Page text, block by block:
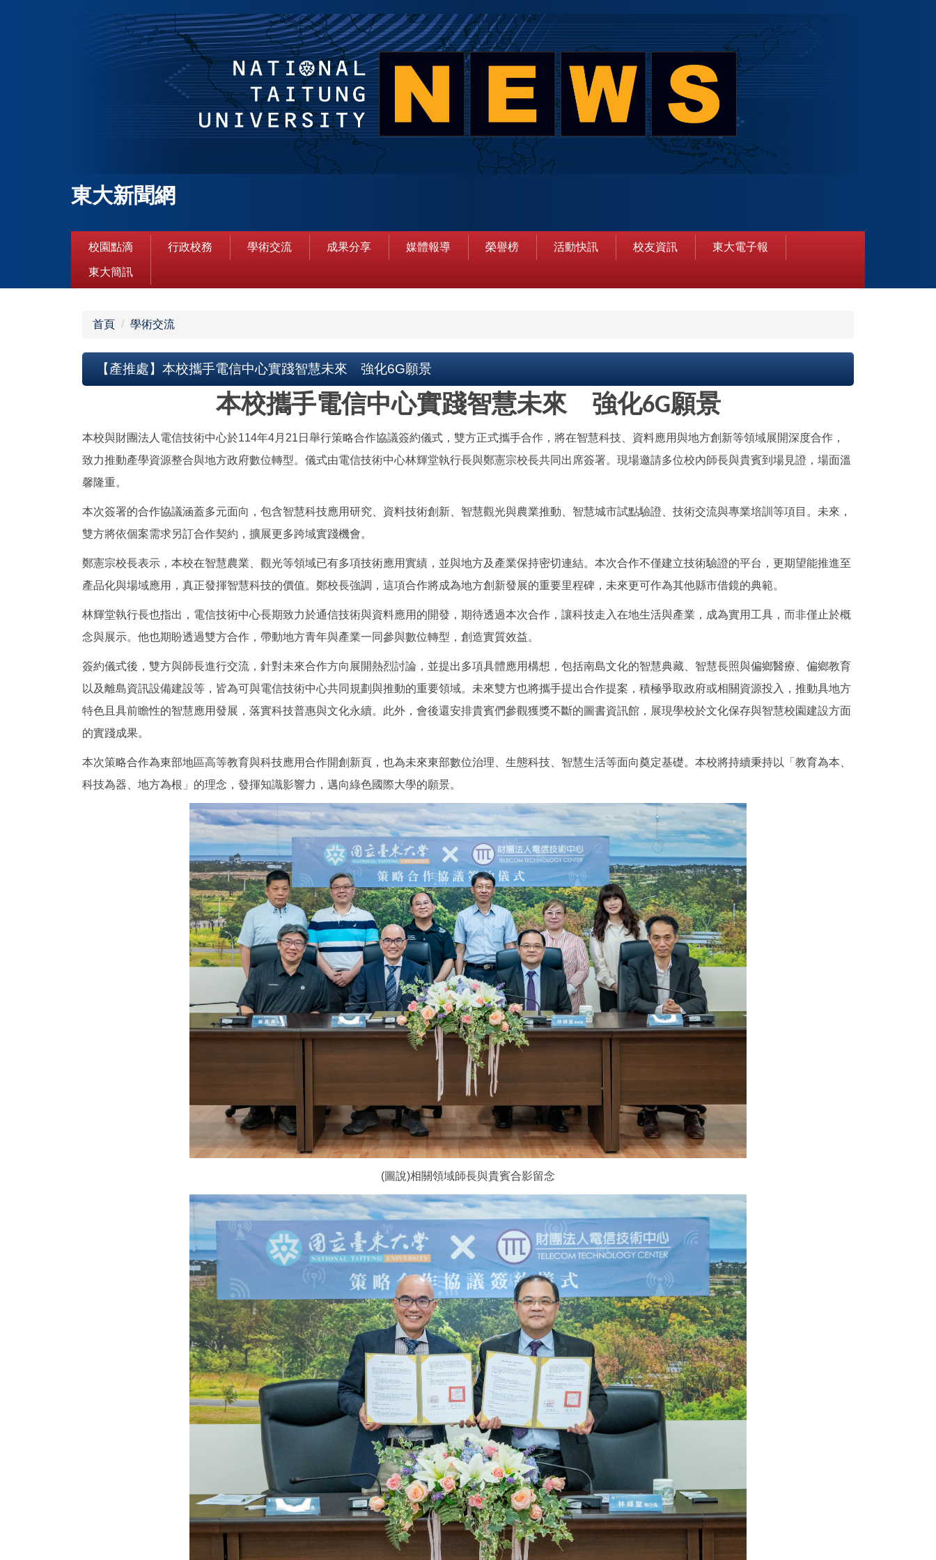
東大新聞網
校園點滴 行政校務 學術交流 成果分享 媒體報導 榮譽榜 活動快訊 校友資訊 東大電子報
東大簡訊
首頁 學術交流
【產推處】本校攜手電信中心實踐智慧未來 強化6G願景
本校攜手電信中心實踐智慧未來 強化6G願景
本校與財團法人電信技術中心於114年4月21日舉行策略合作協議簽約儀式，雙方正式攜手合作，將在智慧科技、資料應用與地方創新等領域展開深度合作，
致力推動產學資源整合與地方政府數位轉型。儀式由電信技術中心林輝堂執行長與鄭憲宗校長共同出席簽署。現場邀請多位校內師長與貴賓到場見證，場面溫
馨隆重。
本次簽署的合作協議涵蓋多元面向，包含智慧科技應用研究、資料技術創新、智慧觀光與農業推動、智慧城市試點驗證、技術交流與專業培訓等項目。未來，
雙方將依個案需求另訂合作契約，擴展更多跨域實踐機會。
鄭憲宗校長表示，本校在智慧農業、觀光等領域已有多項技術應用實績，並與地方及產業保持密切連結。本次合作不僅建立技術驗證的平台，更期望能推進至
產品化與場域應用，真正發揮智慧科技的價值。鄭校長強調，這項合作將成為地方創新發展的重要里程碑，未來更可作為其他縣市借鏡的典範。
林輝堂執行長也指出，電信技術中心長期致力於通信技術與資料應用的開發，期待透過本次合作，讓科技走入在地生活與產業，成為實用工具，而非僅止於概
念與展示。他也期盼透過雙方合作，帶動地方青年與產業一同參與數位轉型，創造實質效益。
簽約儀式後，雙方與師長進行交流，針對未來合作方向展開熱烈討論，並提出多項具體應用構想，包括南島文化的智慧典藏、智慧長照與偏鄉醫療、偏鄉教育
以及離島資訊設備建設等，皆為可與電信技術中心共同規劃與推動的重要領域。未來雙方也將攜手提出合作提案，積極爭取政府或相關資源投入，推動具地方
特色且具前瞻性的智慧應用發展，落實科技普惠與文化永續。此外，會後還安排貴賓們參觀獲獎不斷的圖書資訊館，展現學校於文化保存與智慧校園建設方面
的實踐成果。
本次策略合作為東部地區高等教育與科技應用合作開創新頁，也為未來東部數位治理、生態科技、智慧生活等面向奠定基礎。本校將持續秉持以「教育為本、
科技為器、地方為根」的理念，發揮知識影響力，邁向綠色國際大學的願景。
(圖說)相關領域師長與貴賓合影留念